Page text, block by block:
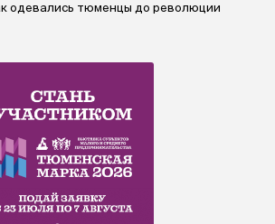
одевались тюменцы до революции